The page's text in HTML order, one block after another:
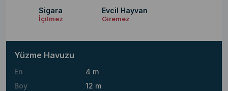
Sigara
İçilmez
Evcil Hayvan
Giremez
Yüzme Havuzu
En
4 m
Boy
12 m